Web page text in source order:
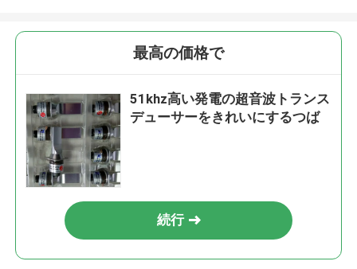
最高の価格で
51khz高い発電の超音波トランス
デューサーをきれいにするつば
続行